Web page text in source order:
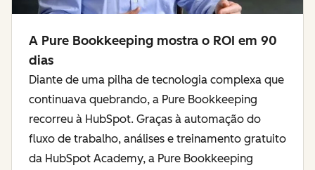
A Pure Bookkeeping mostra o ROI em 90
dias
Diante de uma pilha de tecnologia complexa que
continuava quebrando, a Pure Bookkeeping
recorreu à HubSpot. Graças à automação do
fluxo de trabalho, análises e treinamento gratuito
da HubSpot Academy, a Pure Bookkeeping